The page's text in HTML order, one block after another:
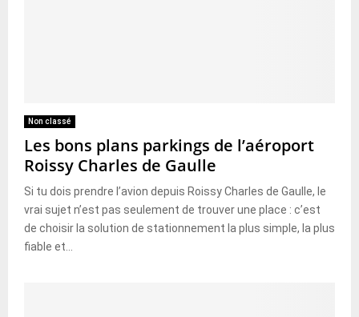
Non classé
Les bons plans parkings de l’aéroport
Roissy Charles de Gaulle
Si tu dois prendre l’avion depuis Roissy Charles de Gaulle, le
vrai sujet n’est pas seulement de trouver une place : c’est
de choisir la solution de stationnement la plus simple, la plus
fiable et...